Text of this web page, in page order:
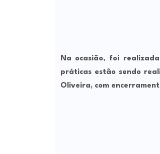
Na ocasião, foi
práticas estão sendo
Oliveira, com